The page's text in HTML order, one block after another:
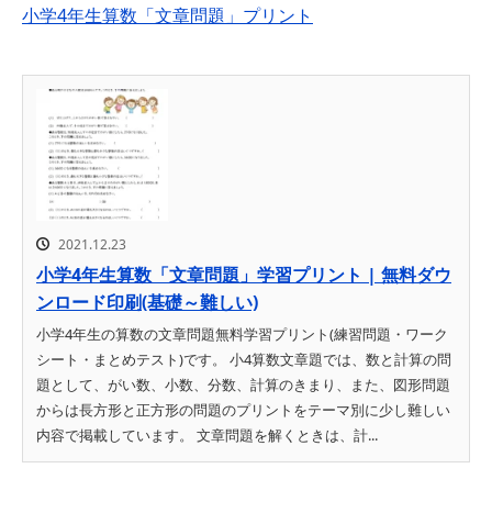
小学4年生算数「文章問題」プリント
2021.12.23
小学4年生算数「文章問題」学習プリント | 無料ダウ
ンロード印刷(基礎～難しい)
小学4年生の算数の文章問題無料学習プリント(練習問題・ワーク
シート・まとめテスト)です。 小4算数文章題では、数と計算の問
題として、がい数、小数、分数、計算のきまり、また、図形問題
からは長方形と正方形の問題のプリントをテーマ別に少し難しい
内容で掲載しています。 文章問題を解くときは、計...